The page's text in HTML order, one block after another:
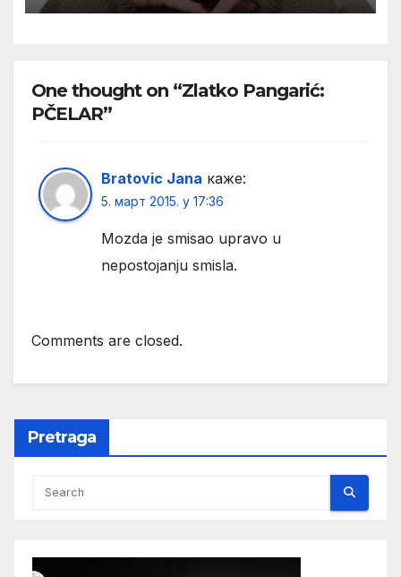
One thought on “Zlatko Pangarić:
PČELAR”
Bratovic Jana каже:
5. март 2015. у 17:36
Mozda je smisao upravo u
nepostojanju smisla.
Comments are closed.
Pretraga